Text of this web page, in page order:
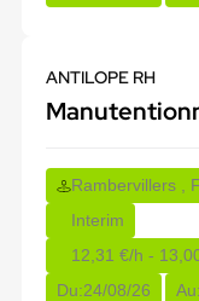
ANTILOPE RH
Rambervillers ,
Interim
12,31 €/h -
Du:24/08/26 Au: